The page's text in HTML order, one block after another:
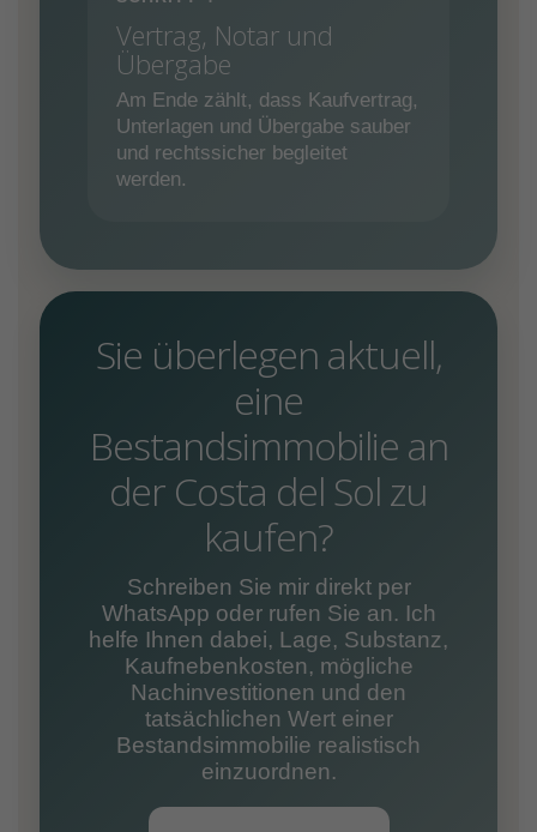
Vertrag, Notar und
Übergabe
Am Ende zählt, dass Kaufvertrag,
Unterlagen und Übergabe sauber
und rechtssicher begleitet
werden.
Sie überlegen aktuell,
eine
Bestandsimmobilie an
der Costa del Sol zu
kaufen?
Schreiben Sie mir direkt per
WhatsApp oder rufen Sie an. Ich
helfe Ihnen dabei, Lage, Substanz,
Kaufnebenkosten, mögliche
Nachinvestitionen und den
tatsächlichen Wert einer
Bestandsimmobilie realistisch
einzuordnen.